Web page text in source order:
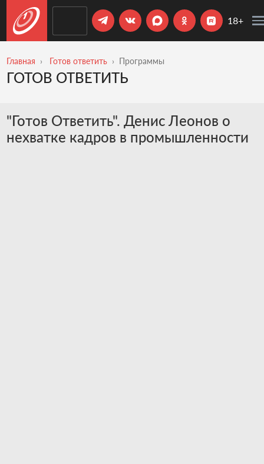
18+
Главная Готов ответить Программы
ГОТОВ ОТВЕТИТЬ
"Готов Ответить". Денис Леонов о
нехватке кадров в промышленности